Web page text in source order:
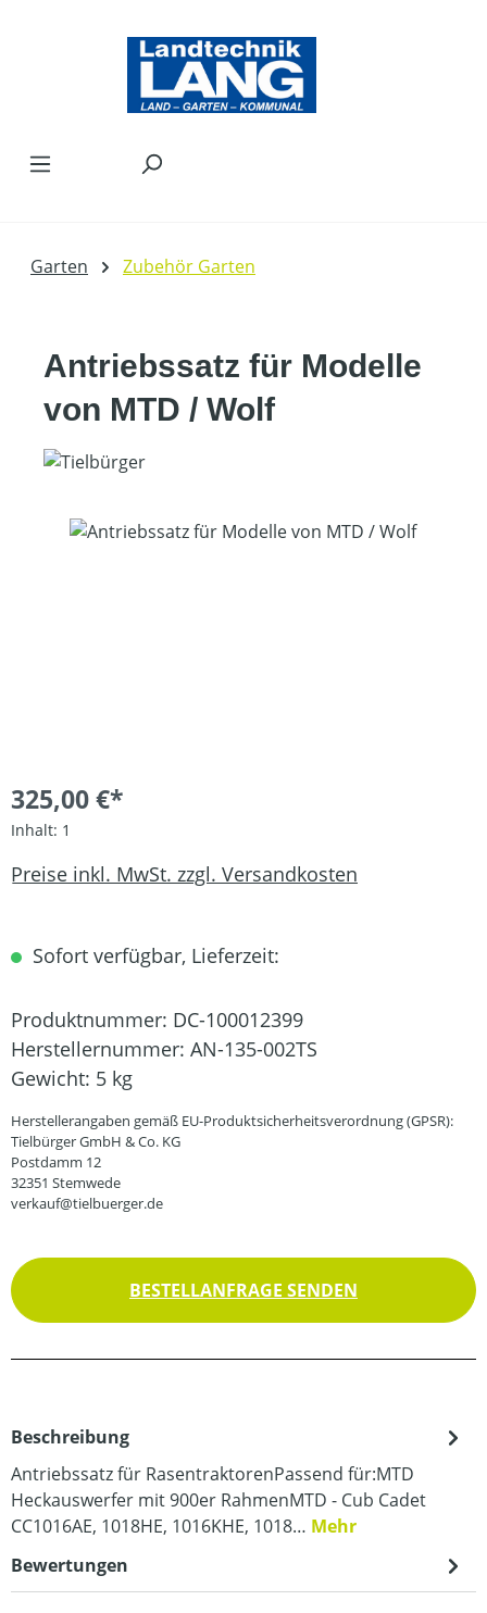
Garten Zubehör Garten
Antriebssatz für Modelle
von MTD / Wolf
Bildergalerie überspringen
325,00 €*
Inhalt: 1
Preise inkl. MwSt. zzgl. Versandkosten
Sofort verfügbar, Lieferzeit:
Produktnummer: DC-100012399
Herstellernummer: AN-135-002TS
Gewicht: 5 kg
Herstellerangaben gemäß EU-Produktsicherheitsverordnung (GPSR):
Tielbürger GmbH & Co. KG
Postdamm 12
32351 Stemwede
verkauf@tielbuerger.de
BESTELLANFRAGE SENDEN
Beschreibung
Antriebssatz für RasentraktorenPassend für:MTD
Heckauswerfer mit 900er RahmenMTD - Cub Cadet
CC1016AE, 1018HE, 1016KHE, 1018… Mehr
Bewertungen